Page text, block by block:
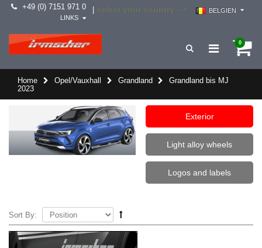
+49 (0) 7151 971 0 select your country -->
BELGIEN
LINKS
0
Home Opel/Vauxhall Grandland
Grandland bis MJ
2023
Exterior
Light alloy wheels
Logos and labels
Sort By: